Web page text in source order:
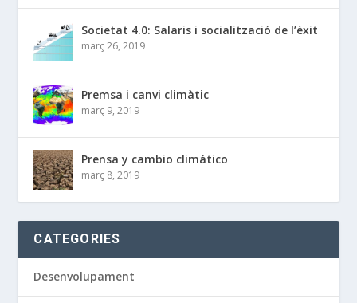
Societat 4.0: Salaris i socialització de l’èxit
març 26, 2019
Premsa i canvi climàtic
març 9, 2019
Prensa y cambio climático
març 8, 2019
CATEGORIES
Desenvolupament